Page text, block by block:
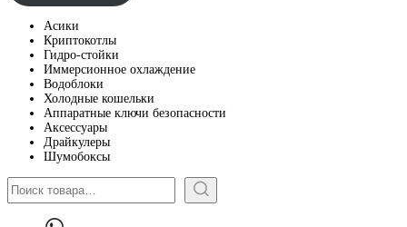
Асики
Криптокотлы
Гидро-стойки
Иммерсионное охлаждение
Водоблоки
Холодные кошельки
Аппаратные ключи безопасности
Аксессуары
Драйкулеры
Шумобоксы
Поиск